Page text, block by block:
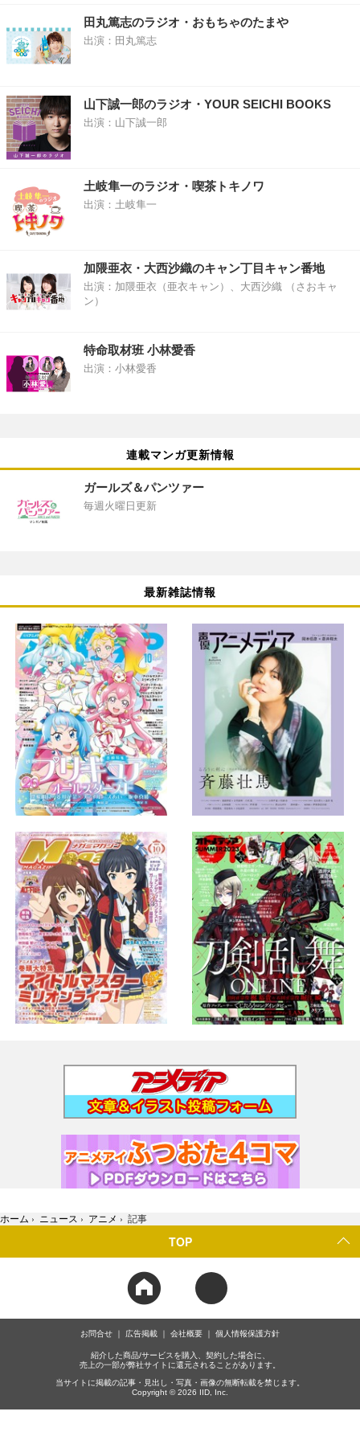
田丸篤志のラジオ・おもちゃのたまや
出演：田丸篤志
山下誠一郎のラジオ・YOUR SEICHI BOOKS
出演：山下誠一郎
土岐隼一のラジオ・喫茶トキノワ
出演：土岐隼一
加隈亜衣・大西沙織のキャン丁目キャン番地
出演：加隈亜衣（亜衣キャン）、大西沙織 （さおキャ
ン）
特命取材班 小林愛香
出演：小林愛香
連載マンガ更新情報
ガールズ＆パンツァー
毎週火曜日更新
最新雑誌情報
ホーム › ニュース › アニメ › 記事
TOP
お問合せ 広告掲載 会社概要 個人情報保護方針
紹介した商品/サービスを購入、契約した場合に、
売上の一部が弊社サイトに還元されることがあります。
当サイトに掲載の記事・見出し・写真・画像の無断転載を禁じます。
Copyright © 2026 IID, Inc.